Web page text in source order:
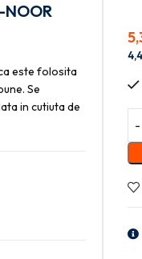
NOOR
este folosita
Se
in cutiuta de